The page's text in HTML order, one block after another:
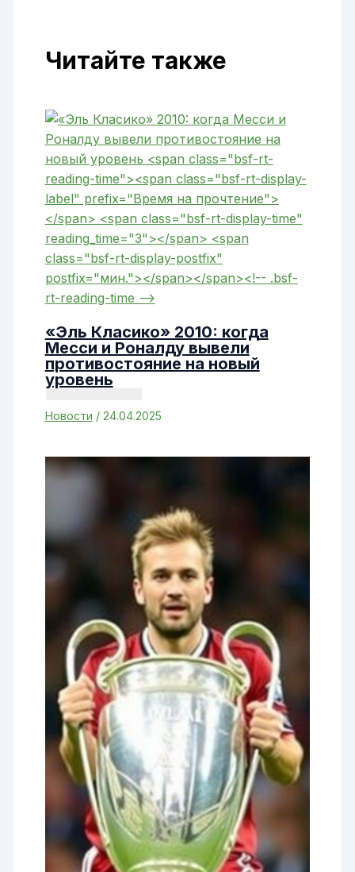
Читайте также
«Эль Класико» 2010: когда
Месси и Роналду вывели
противостояние на новый
уровень
Новости / 24.04.2025